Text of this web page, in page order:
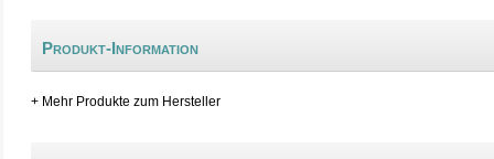
Produkt-Information
+ Mehr Produkte zum Hersteller